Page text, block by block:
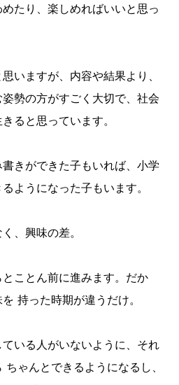
たり、楽しめればいいと思っ
いますが、内容や結果より、
勢の方がすごく大切で、社会
ると思っています。
きができた子もいれば、小学
ようになった子もいます。
、興味の差。
ことん前に進みます。だか
持った時期が違うだけ。
いる人がいないように、それ
ゃんとできるようになるし、